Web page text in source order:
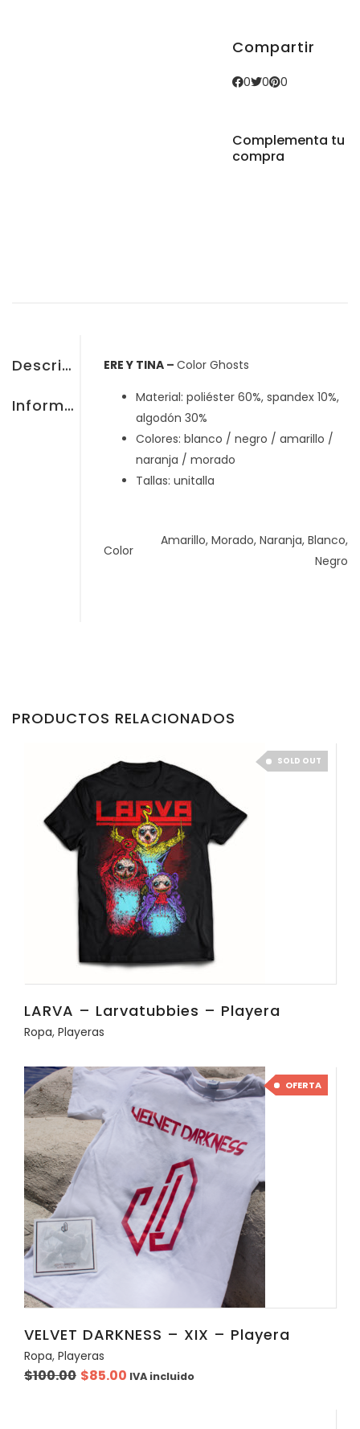
Treehouse
Compartir
0 0 0
Complementa tu
compra
Descripción
Información adicional
ERE Y TINA– Color Ghosts
Material: poliéster 60%, spandex 10%,
algodón 30%
Colores: blanco / negro / amarillo /
naranja / morado
Tallas: unitalla
Color
Amarillo, Morado, Naranja, Blanco,
Negro
PRODUCTOS RELACIONADOS
SOLD OUT
LARVA – Larvatubbies – Playera
Ropa, Playeras
OFERTA
VELVET DARKNESS – XIX – Playera
Ropa, Playeras
$100.00 Original
$85.00 Current
IVA incluido